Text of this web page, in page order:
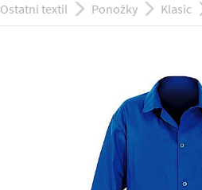
Ostatní textil Ponožky Klasic